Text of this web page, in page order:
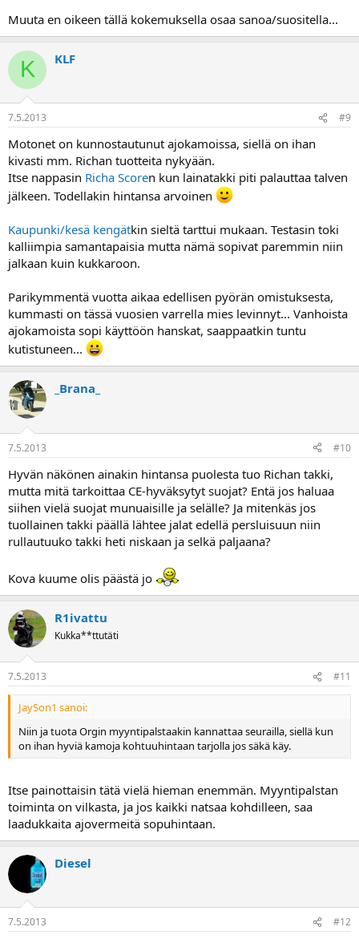
Muuta en oikeen tällä kokemuksella osaa sanoa/suositella...
K KLF
7.5.2013 #9
Motonet on kunnostautunut ajokamoissa, siellä on ihan
kivasti mm. Richan tuotteita nykyään.
Itse nappasin Richa Scoren kun lainatakki piti palauttaa talven
jälkeen. Todellakin hintansa arvoinen
Kaupunki/kesä kengätkin sieltä tarttui mukaan. Testasin toki
kalliimpia samantapaisia mutta nämä sopivat paremmin niin
jalkaan kuin kukkaroon.
Parikymmentä vuotta aikaa edellisen pyörän omistuksesta,
kummasti on tässä vuosien varrella mies levinnyt... Vanhoista
ajokamoista sopi käyttöön hanskat, saappaatkin tuntu
kutistuneen...
_Brana_
7.5.2013 #10
Hyvän näkönen ainakin hintansa puolesta tuo Richan takki,
mutta mitä tarkoittaa CE-hyväksytyt suojat? Entä jos haluaa
siihen vielä suojat munuaisille ja selälle? Ja mitenkäs jos
tuollainen takki päällä lähtee jalat edellä persluisuun niin
rullautuuko takki heti niskaan ja selkä paljaana?
Kova kuume olis päästä jo
R1ivattu
Kukka**ttutäti
7.5.2013 #11
JaySon1 sanoi:
Niin ja tuota Orgin myyntipalstaakin kannattaa seurailla, siellä kun
on ihan hyviä kamoja kohtuuhintaan tarjolla jos säkä käy.
Itse painottaisin tätä vielä hieman enemmän. Myyntipalstan
toiminta on vilkasta, ja jos kaikki natsaa kohdilleen, saa
laadukkaita ajovermeitä sopuhintaan.
Diesel
7.5.2013 #12